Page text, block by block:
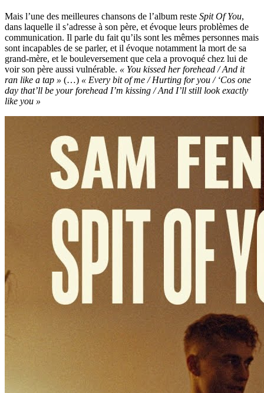
Mais l’une des meilleures chansons de l’album reste Spit Of You,
dans laquelle il s’adresse à son père, et évoque leurs problèmes de
communication. Il parle du fait qu’ils sont les mêmes personnes mais
sont incapables de se parler, et il évoque notamment la mort de sa
grand-mère, et le bouleversement que cela a provoqué chez lui de
voir son père aussi vulnérable. « You kissed her forehead / And it
ran like a tap » (…) « Every bit of me / Hurting for you / ‘Cos one
day that’ll be your forehead I’m kissing / And I’ll still look exactly
like you »